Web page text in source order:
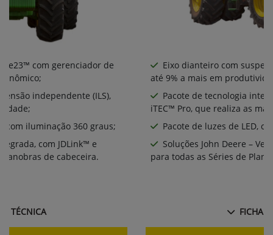
e23™ com gerenciador de
independente (ILS),
com iluminação 360 graus;
com JDLink™ e
de cabeceira.
TÉCNICA
Eixo dianteiro com
até 9% a mais em
Pacote de tecnologia
iTEC™ Pro, que realiza as
Pacote de luzes de LED,
Soluções John Deere –
para todas as Séries de
FICHA